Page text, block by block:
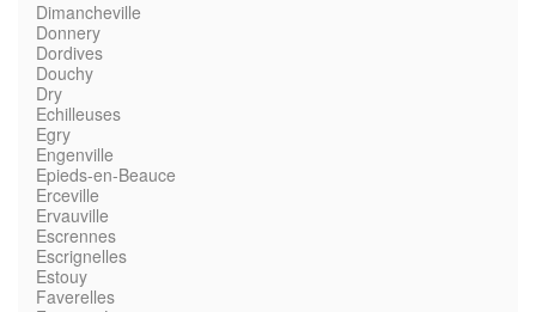
Dimancheville
Donnery
Dordives
Douchy
Dry
Echilleuses
Egry
Engenville
Epieds-en-Beauce
Erceville
Ervauville
Escrennes
Escrignelles
Estouy
Faverelles